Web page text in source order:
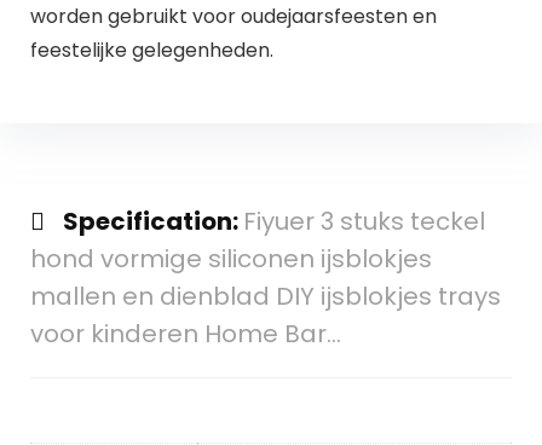
worden gebruikt voor oudejaarsfeesten en
feestelijke gelegenheden.
Specification: Fiyuer 3 stuks teckel
hond vormige siliconen ijsblokjes
mallen en dienblad DIY ijsblokjes trays
voor kinderen Home Bar…